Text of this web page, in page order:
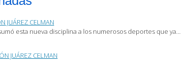
JUÁREZ CELMAN
esta nueva disciplina a los numerosos deportes que ya…
JUÁREZ CELMAN